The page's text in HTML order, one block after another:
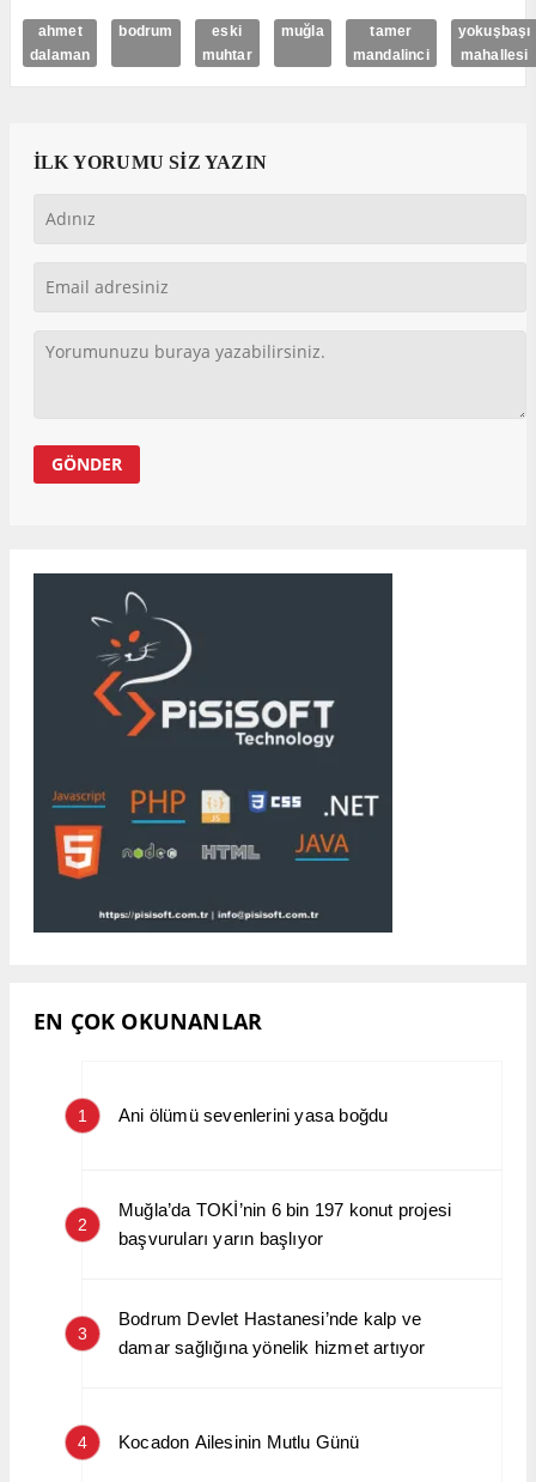
ahmet
dalaman
bodrum
eski
muhtar
muğla
tamer
mandalinci
yokuşbaşı
mahallesi
İLK YORUMU SİZ YAZIN
EN ÇOK OKUNANLAR
1 Ani ölümü sevenlerini yasa boğdu
2
Muğla’da TOKİ’nin 6 bin 197 konut projesi
başvuruları yarın başlıyor
3
Bodrum Devlet Hastanesi’nde kalp ve
damar sağlığına yönelik hizmet artıyor
4 Kocadon Ailesinin Mutlu Günü